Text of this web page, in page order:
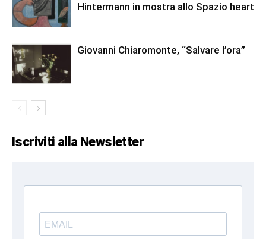
Hintermann in mostra allo Spazio heart
Giovanni Chiaromonte, “Salvare l’ora”
Iscriviti alla Newsletter